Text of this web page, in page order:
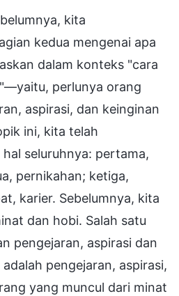
kita
kedua mengenai apa
dalam konteks "cara
perlunya orang
aspirasi, dan keinginan
ini, kita telah
seluruhnya: pertama,
pernikahan; ketiga,
karier. Sebelumnya, kita
dan hobi. Salah satu
pengejaran, aspirasi dan
pengejaran, aspirasi,
yang muncul dari minat